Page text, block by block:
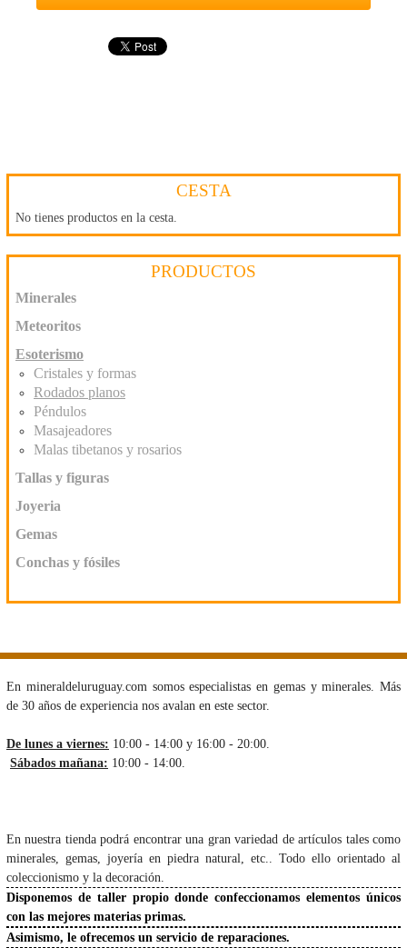
CESTA
No tienes productos en la cesta.
PRODUCTOS
Minerales
Meteoritos
Esoterismo
Cristales y formas
Rodados planos
Péndulos
Masajeadores
Malas tibetanos y rosarios
Tallas y figuras
Joyeria
Gemas
Conchas y fósiles
En mineraldeluruguay.com somos especialistas en gemas y minerales. Más
de 30 años de experiencia nos avalan en este sector.
De lunes a viernes: 10:00 - 14:00 y 16:00 - 20:00.
Sábados mañana: 10:00 - 14:00.
En nuestra tienda podrá encontrar una gran variedad de artículos tales como
minerales, gemas, joyería en piedra natural, etc.. Todo ello orientado al
coleccionismo y la decoración.
Disponemos de taller propio donde confeccionamos elementos únicos
con las mejores materias primas.
Asimismo, le ofrecemos un servicio de reparaciones.